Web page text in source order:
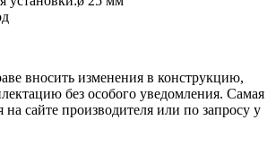
вносить изменения в конструкцию,
без особого уведомления. Самая
сайте производителя или по запросу у